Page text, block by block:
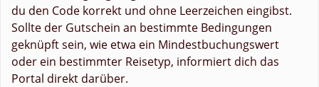
du den Code korrekt und ohne Leerzeichen eingibst.
Sollte der Gutschein an bestimmte Bedingungen
geknüpft sein, wie etwa ein Mindestbuchungswert
oder ein bestimmter Reisetyp, informiert dich das
Portal direkt darüber.